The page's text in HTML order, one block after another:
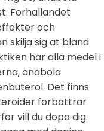
Forhallandet
och
skilja sig at bland
har alla medel i
anabola
Det finns
forbattrar
vill du dopa dig.